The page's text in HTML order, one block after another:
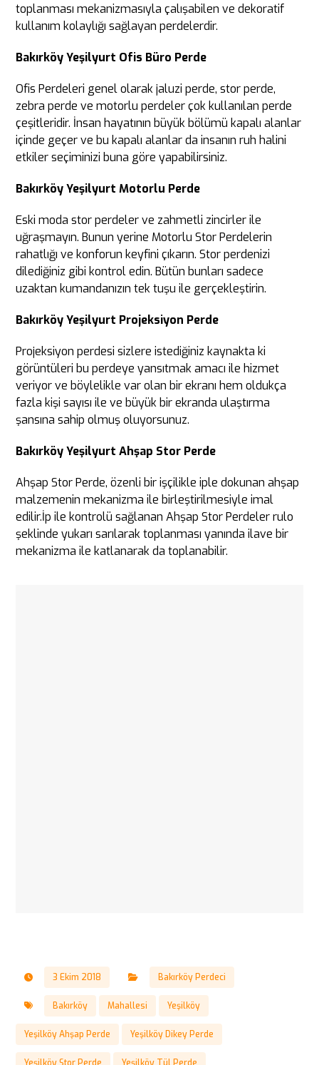
toplanması mekanizmasıyla çalışabilen ve dekoratif
kullanım kolaylığı sağlayan perdelerdir.
Bakırköy Yeşilyurt Ofis Büro Perde
Ofis Perdeleri genel olarak jaluzi perde, stor perde,
zebra perde ve motorlu perdeler çok kullanılan perde
çeşitleridir. İnsan hayatının büyük bölümü kapalı alanlar
içinde geçer ve bu kapalı alanlar da insanın ruh halini
etkiler seçiminizi buna göre yapabilirsiniz.
Bakırköy Yeşilyurt Motorlu Perde
Eski moda stor perdeler ve zahmetli zincirler ile
uğraşmayın. Bunun yerine Motorlu Stor Perdelerin
rahatlığı ve konforun keyfini çıkarın. Stor perdenizi
dilediğiniz gibi kontrol edin. Bütün bunları sadece
uzaktan kumandanızın tek tuşu ile gerçekleştirin.
Bakırköy Yeşilyurt Projeksiyon Perde
Projeksiyon perdesi sizlere istediğiniz kaynakta ki
görüntüleri bu perdeye yansıtmak amacı ile hizmet
veriyor ve böylelikle var olan bir ekranı hem oldukça
fazla kişi sayısı ile ve büyük bir ekranda ulaştırma
şansına sahip olmuş oluyorsunuz.
Bakırköy Yeşilyurt Ahşap Stor Perde
Ahşap Stor Perde, özenli bir işçilikle iple dokunan ahşap
malzemenin mekanizma ile birleştirilmesiyle imal
edilir.İp ile kontrolü sağlanan Ahşap Stor Perdeler rulo
şeklinde yukarı sarılarak toplanması yanında ilave bir
mekanizma ile katlanarak da toplanabilir.
3 Ekim 2018 Bakırköy Perdeci
Bakırköy Mahallesi Yeşilköy
Yeşilköy Ahşap Perde Yeşilköy Dikey Perde